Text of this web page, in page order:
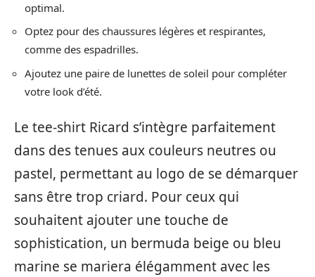
optimal.
Optez pour des chaussures légères et respirantes,
comme des espadrilles.
Ajoutez une paire de lunettes de soleil pour compléter
votre look d’été.
Le tee-shirt Ricard s’intègre parfaitement
dans des tenues aux couleurs neutres ou
pastel, permettant au logo de se démarquer
sans être trop criard. Pour ceux qui
souhaitent ajouter une touche de
sophistication, un bermuda beige ou bleu
marine se mariera élégamment avec les